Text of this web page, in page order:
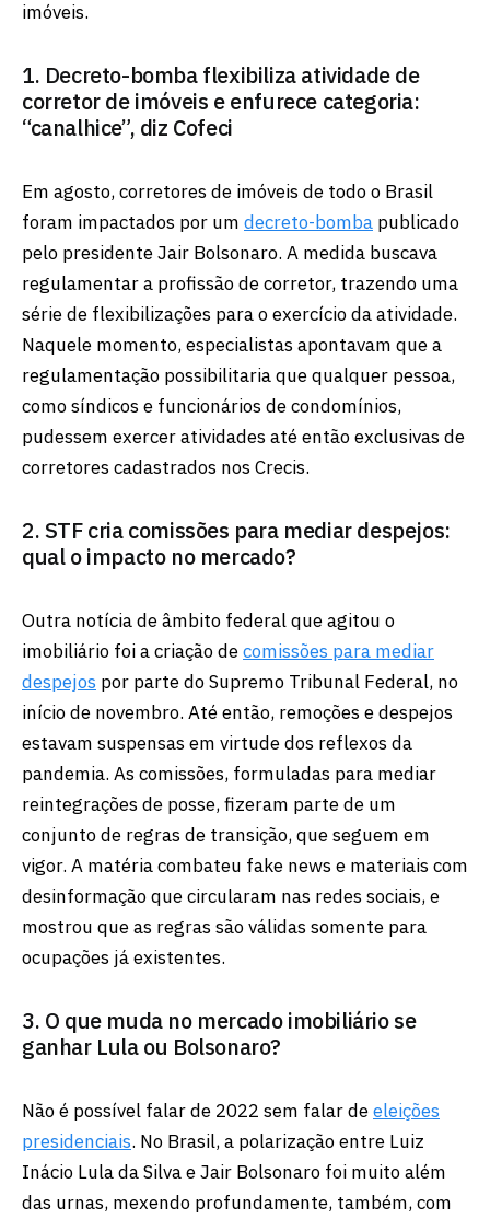
imóveis.
1. Decreto-bomba flexibiliza atividade de
corretor de imóveis e enfurece categoria:
“canalhice”, diz Cofeci
Em agosto, corretores de imóveis de todo o Brasil
foram impactados por um decreto-bomba publicado
pelo presidente Jair Bolsonaro. A medida buscava
regulamentar a profissão de corretor, trazendo uma
série de flexibilizações para o exercício da atividade.
Naquele momento, especialistas apontavam que a
regulamentação possibilitaria que qualquer pessoa,
como síndicos e funcionários de condomínios,
pudessem exercer atividades até então exclusivas de
corretores cadastrados nos Crecis.
2. STF cria comissões para mediar despejos:
qual o impacto no mercado?
Outra notícia de âmbito federal que agitou o
imobiliário foi a criação decomissões para mediar
despejos por parte do Supremo Tribunal Federal, no
início de novembro. Até então, remoções e despejos
estavam suspensas em virtude dos reflexos da
pandemia. As comissões, formuladas para mediar
reintegrações de posse, fizeram parte de um
conjunto de regras de transição, que seguem em
vigor. A matéria combateu fake news e materiais com
desinformação que circularam nas redes sociais, e
mostrou que as regras são válidas somente para
ocupações já existentes.
3. O que muda no mercado imobiliário se
ganhar Lula ou Bolsonaro?
Não é possível falar de 2022 sem falar deeleições
presidenciais. No Brasil, a polarização entre Luiz
Inácio Lula da Silva e Jair Bolsonaro foi muito além
das urnas, mexendo profundamente, também, com